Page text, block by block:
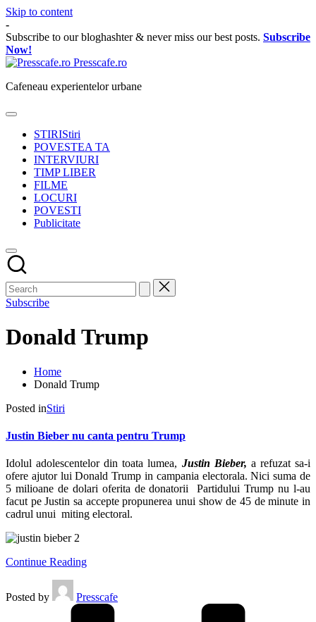
Skip to content
-
Subscribe to our bloghashter & never miss our best posts. Subscribe
Now!
Presscafe.ro
Cafeneau experientelor urbane
STIRIStiri
POVESTEA TA
INTERVIURI
TIMP LIBER
FILME
LOCURI
POVESTI
Publicitate
Subscribe
Donald Trump
Home
Donald Trump
Posted inStiri
Justin Bieber nu canta pentru Trump
Idolul adolescentelor din toata lumea, Justin Bieber, a refuzat sa-i
ofere ajutor lui Donald Trump in campania electorala. Nici suma de
5 milioane de dolari oferita de donatorii Partidului Trump nu l-au
facut pe Justin sa accepte propunerea unui show de 45 de minute in
cadrul unui miting electoral.
Continue Reading
Posted by Presscafe